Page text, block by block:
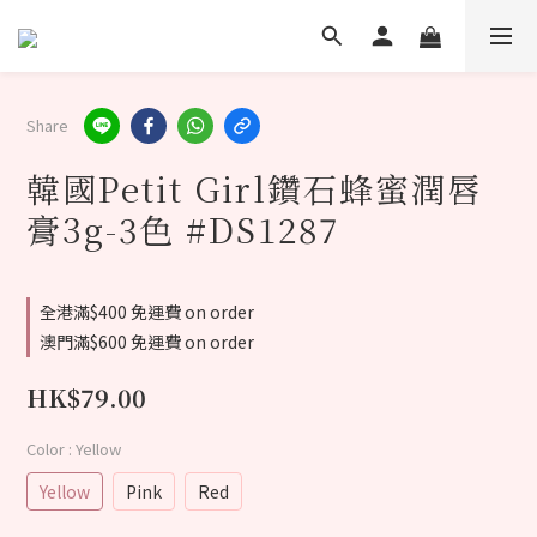
Share
韓國Petit Girl鑽石蜂蜜潤唇
膏3g-3色 #DS1287
全港滿$400 免運費 on order
澳門滿$600 免運費 on order
HK$79.00
Color : Yellow
Yellow Pink Red